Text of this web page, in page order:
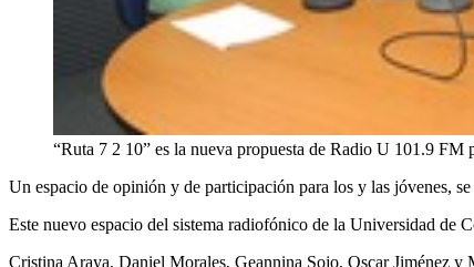
“Ruta 7 2 10” es la nueva propuesta de Radio U 101.9
Un espacio de opinión y de participación para los y las jóvenes,
Este nuevo espacio del sistema radiofónico de la Universidad de
Cristina Araya, Daniel Morales, Geannina Sojo, Oscar Jiménez y